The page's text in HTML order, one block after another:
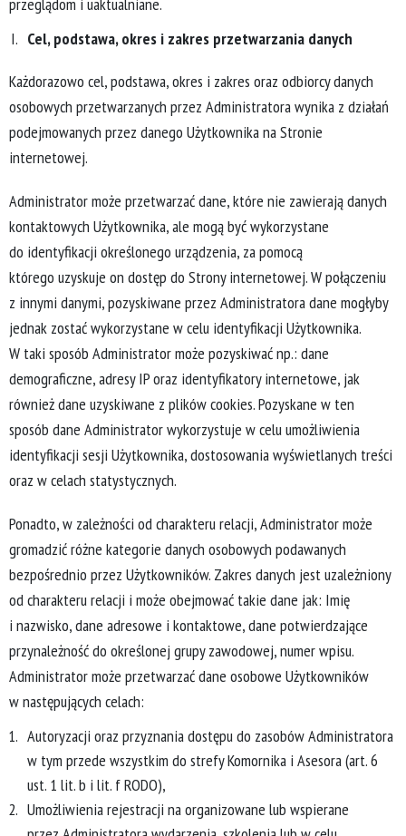
Cel, podstawa, okres i zakres przetwarzania danych
Każdorazowo cel, podstawa, okres i zakres oraz odbiorcy danych
osobowych przetwarzanych przez Administratora wynika z działań
podejmowanych przez danego Użytkownika na Stronie
internetowej.
Administrator może przetwarzać dane, które nie zawierają danych
kontaktowych Użytkownika, ale mogą być wykorzystane
do identyfikacji określonego urządzenia, za pomocą
którego uzyskuje on dostęp do Strony internetowej. W połączeniu
z innymi danymi, pozyskiwane przez Administratora dane mogłyby
jednak zostać wykorzystane w celu identyfikacji Użytkownika.
W taki sposób Administrator może pozyskiwać np.: dane
demograficzne, adresy IP oraz identyfikatory internetowe, jak
również dane uzyskiwane z plików cookies. Pozyskane w ten
sposób dane Administrator wykorzystuje w celu umożliwienia
identyfikacji sesji Użytkownika, dostosowania wyświetlanych treści
oraz w celach statystycznych.
Ponadto, w zależności od charakteru relacji, Administrator może
gromadzić różne kategorie danych osobowych podawanych
bezpośrednio przez Użytkowników. Zakres danych jest uzależniony
od charakteru relacji i może obejmować takie dane jak: Imię
i nazwisko, dane adresowe i kontaktowe, dane potwierdzające
przynależność do określonej grupy zawodowej, numer wpisu.
Administrator może przetwarzać dane osobowe Użytkowników
w następujących celach:
Autoryzacji oraz przyznania dostępu do zasobów Administratora
w tym przede wszystkim do strefy Komornika i Asesora (art. 6
ust. 1 lit. b i lit. f RODO),
Umożliwienia rejestracji na organizowane lub wspierane